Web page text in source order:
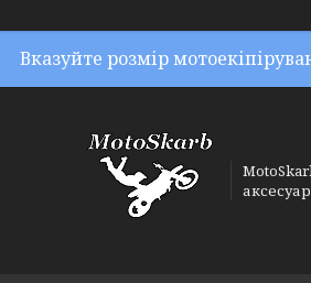
Вказуйте розмір